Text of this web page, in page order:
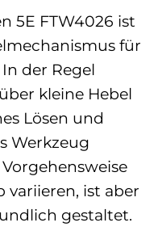
5E FTW4026 ist
für
der Regel
kleine Hebel
Lösen und
Werkzeug
ist aber
gestaltet.